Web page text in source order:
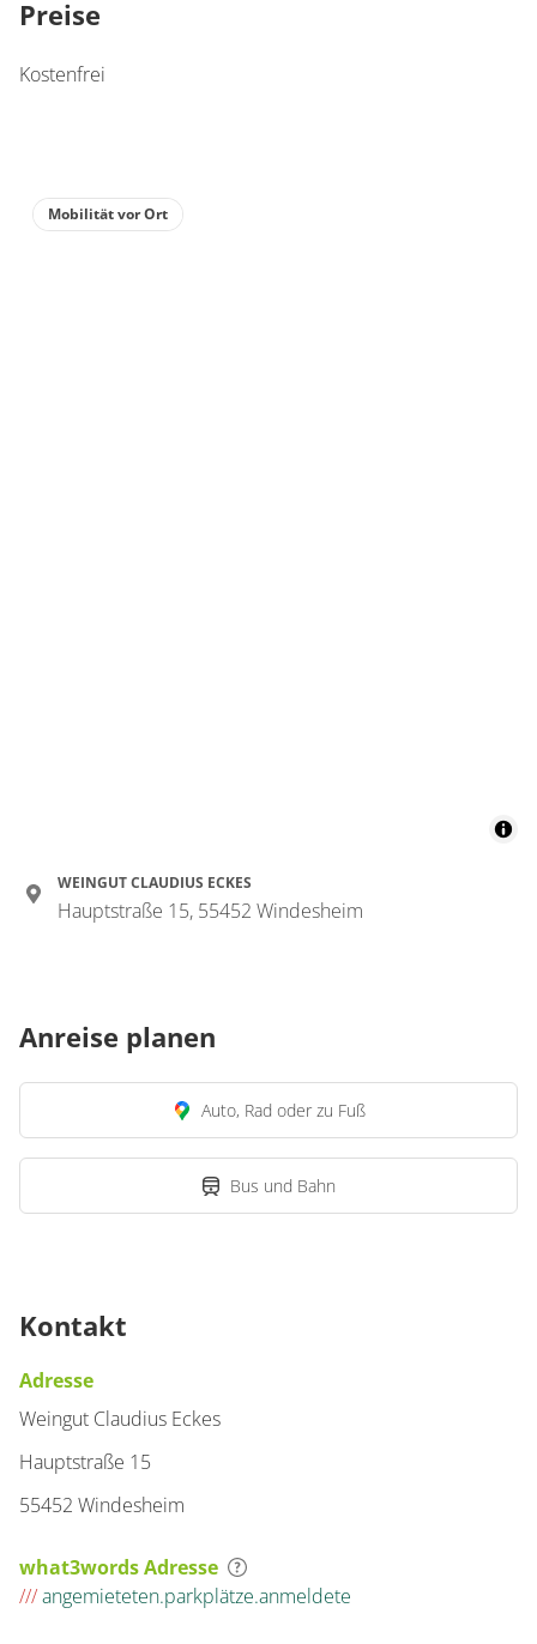
Preise
Kostenfrei
Mobilität vor Ort
WEINGUT CLAUDIUS ECKES
Hauptstraße 15, 55452 Windesheim
Anreise planen
Auto, Rad oder zu Fuß
Bus und Bahn
Kontakt
Adresse
Weingut Claudius Eckes
Hauptstraße 15
55452 Windesheim
what3words Adresse
///angemieteten.parkplätze.anmeldete